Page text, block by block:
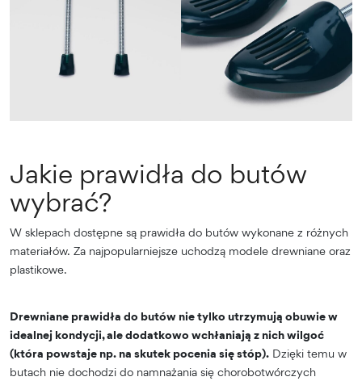
Jakie prawidła do butów
wybrać?
W sklepach dostępne są prawidła do butów wykonane z różnych
materiałów. Za najpopularniejsze uchodzą modele drewniane oraz
plastikowe.
Drewniane prawidła do butów nie tylko utrzymują obuwie w
idealnej kondycji, ale dodatkowo wchłaniają z nich wilgoć
(która powstaje np. na skutek pocenia się stóp). Dzięki temu w
butach nie dochodzi do namnażania się chorobotwórczych